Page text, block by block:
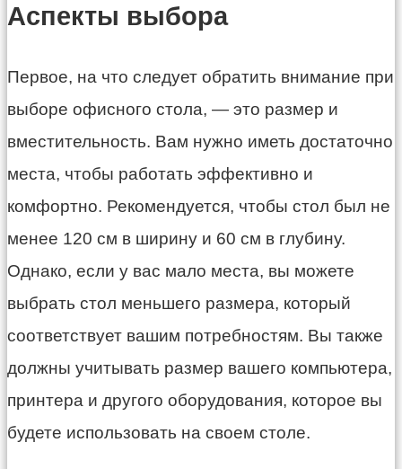
Аспекты выбора
Первое, на что следует обратить внимание при
выборе офисного стола, — это размер и
вместительность. Вам нужно иметь достаточно
места, чтобы работать эффективно и
комфортно. Рекомендуется, чтобы стол был не
менее 120 см в ширину и 60 см в глубину.
Однако, если у вас мало места, вы можете
выбрать стол меньшего размера, который
соответствует вашим потребностям. Вы также
должны учитывать размер вашего компьютера,
принтера и другого оборудования, которое вы
будете использовать на своем столе.